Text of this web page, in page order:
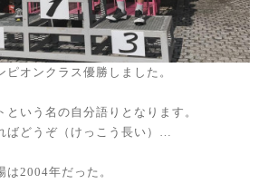
オンクラス優勝しました。
という名の自分語りとなります。
ばどうぞ（けっこう長い）…
は2004年だった。